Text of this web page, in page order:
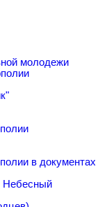
молодежи
в документах
Небесный